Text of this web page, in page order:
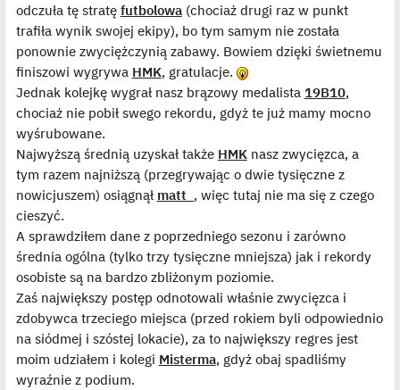
odczuła tę stratę futbolowa(chociaż drugi raz w punkt
trafiła wynik swojej ekipy), bo tym samym nie została
ponownie zwyciężczynią zabawy. Bowiem dzięki świetnemu
finiszowi wygrywa HMK, gratulacje.
Jednak kolejkę wygrał nasz brązowy medalista 19B10,
chociaż nie pobił swego rekordu, gdyż te już mamy mocno
wyśrubowane.
Najwyższą średnią uzyskał także HMKnasz zwycięzca, a
tym razem najniższą (przegrywając o dwie tysięczne z
nowicjuszem) osiągnął matt_ , więc tutaj nie ma się z czego
cieszyć.
A sprawdziłem dane z poprzedniego sezonu i zarówno
średnia ogólna (tylko trzy tysięczne mniejsza) jak i rekordy
osobiste są na bardzo zbliżonym poziomie.
Zaś największy postęp odnotowali właśnie zwycięzca i
zdobywca trzeciego miejsca (przed rokiem byli odpowiednio
na siódmej i szóstej lokacie), za to największy regres jest
moim udziałem i kolegi Misterma, gdyż obaj spadliśmy
wyraźnie z podium.